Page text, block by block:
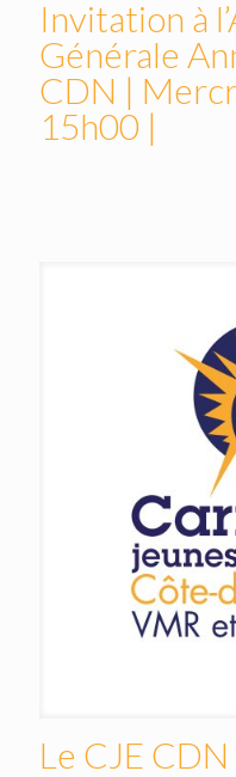
Invitation à
Générale
CDN |
15h00 |
Le CJE